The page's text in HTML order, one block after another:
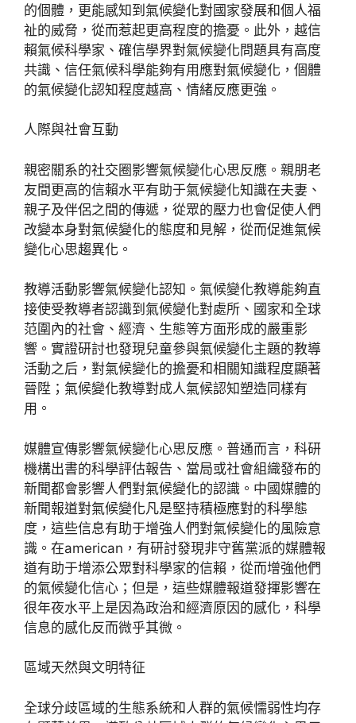
的個體，更能感知到氣候變化對國家發展和個人福
祉的威脅，從而惹起更高程度的擔憂。此外，越信
賴氣候科學家、確信學界對氣候變化問題具有高度
共識、信任氣候科學能夠有用應對氣候變化，個體
的氣候變化認知程度越高、情緒反應更強。
人際與社會互動
親密關系的社交圈影響氣候變化心思反應。親朋老
友間更高的信賴水平有助于氣候變化知識在夫妻、
親子及伴侶之間的傳遞，從眾的壓力也會促使人們
改變本身對氣候變化的態度和見解，從而促進氣候
變化心思趨異化。
教導活動影響氣候變化認知。氣候變化教導能夠直
接使受教導者認識到氣候變化對處所、國家和全球
范圍內的社會、經濟、生態等方面形成的嚴重影
響。實證研討也發現兒童參與氣候變化主題的教導
活動之后，對氣候變化的擔憂和相關知識程度顯著
晉陞；氣候變化教導對成人氣候認知塑造同樣有
用。
媒體宣傳影響氣候變化心思反應。普通而言，科研
機構出書的科學評估報告、當局或社會組織發布的
新聞都會影響人們對氣候變化的認識。中國媒體的
新聞報道對氣候變化凡是堅持積極應對的科學態
度，這些信息有助于增強人們對氣候變化的風險意
識。在american，有研討發現非守舊黨派的媒體報
道有助于增添公眾對科學家的信賴，從而增強他們
的氣候變化信心；但是，這些媒體報道發揮影響在
很年夜水平上是因為政治和經濟原因的感化，科學
信息的感化反而微乎其微。
區域天然與文明特征
全球分歧區域的生態系統和人群的氣候懦弱性均存